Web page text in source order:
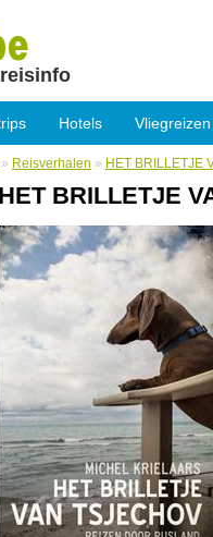
Hotels Vliegreizen
» Reisverhalen » HET BRILLETJE
HET BRILLETJE